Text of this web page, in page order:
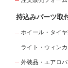
持込みパーツ取
ホイール・タイ
ライト・ウィン
外装品・エアロ